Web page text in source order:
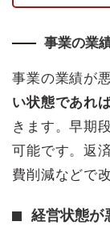
事業の業
事業の業績が
い状態であれ
きます。早期
可能です。返
費削減などで
経営状態が